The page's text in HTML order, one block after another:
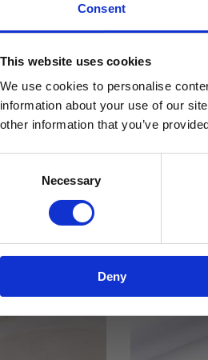
Consent
This website uses cookies
We use cookies to personalise
information about your use of our
other information that you’ve
Necessary
Deny